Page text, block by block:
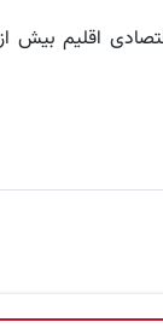
اقتصادی اقلیم